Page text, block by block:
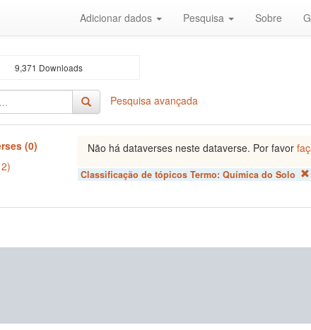
Adicionar dados Pesquisa Sobre
9,371 Downloads
Pesquisa avançada
(0)
Não há dataverses neste dataverse. Por favor
Classificação de tópicos Termo: Química do Solo